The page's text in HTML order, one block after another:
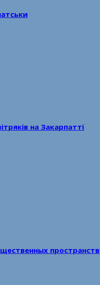
на Закарпатті
пространств